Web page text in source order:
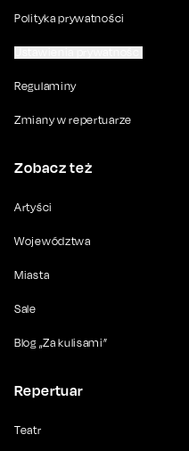
Polityka prywatności
Regulaminy
Zmiany w repertuarze
Zobacz też
Artyści
Województwa
Miasta
Sale
Blog „Za kulisami”
Repertuar
Teatr